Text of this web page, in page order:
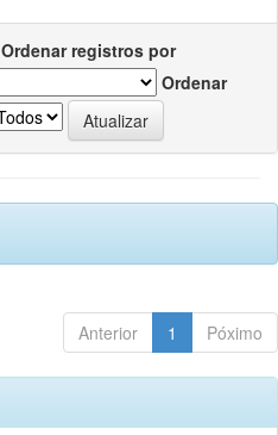
Ordenar registros por
Ordenar
Anterior 1 Póximo